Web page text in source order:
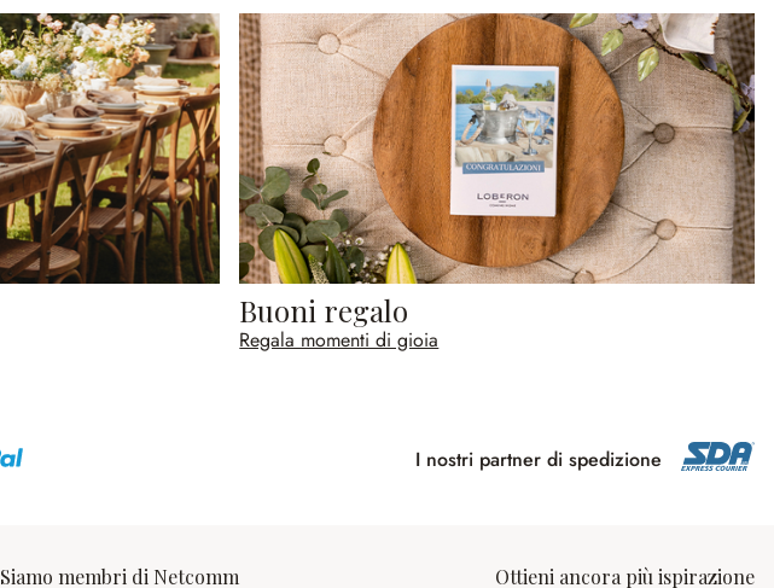
Buoni regalo
Regala momenti di gioia
I nostri partner di spedizione
Siamo membri di Netcomm Ottieni ancora più ispirazione